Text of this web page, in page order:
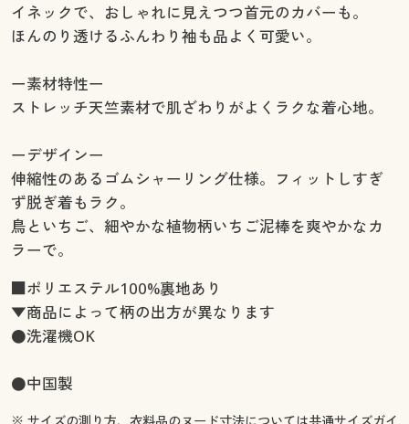
イネックで、おしゃれに見えつつ首元のカバーも。
ほんのり透けるふんわり袖も品よく可愛い。
ー素材特性ー
ストレッチ天竺素材で肌ざわりがよくラクな着心地。
ーデザインー
伸縮性のあるゴムシャーリング仕様。フィットしすぎ
ず脱ぎ着もラク。
鳥といちご、細やかな植物柄いちご泥棒を爽やかなカ
ラーで。
■ポリエステル100%裏地あり
▼商品によって柄の出方が異なります
●洗濯機OK
●中国製